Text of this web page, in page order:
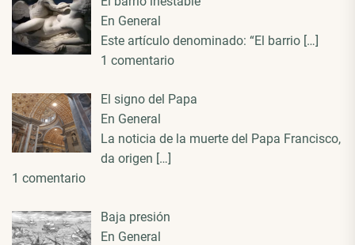
En General
Este artículo denominado: “El barrio […]
1 comentario
El signo del Papa
En General
La noticia de la muerte del Papa Francisco,
da origen […]
1 comentario
Baja presión
En General